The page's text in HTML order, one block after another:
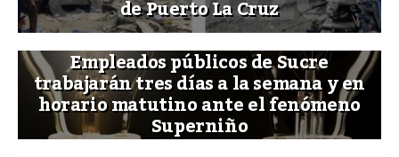
de Puerto La Cruz
Empleados públicos de Sucre
trabajarán tres días a la semana y en
horario matutino ante el fenómeno
Superniño